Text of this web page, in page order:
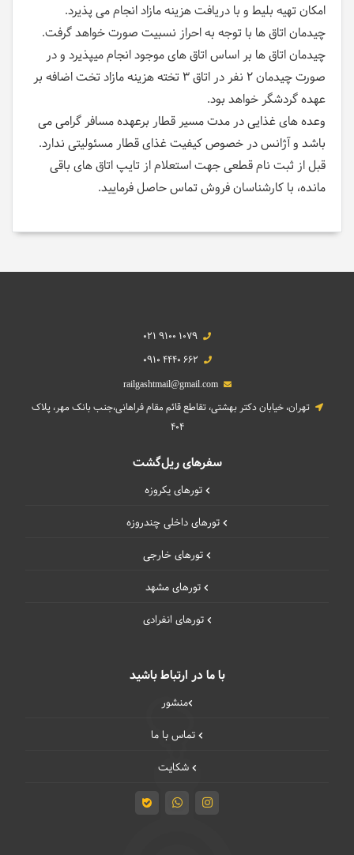
امکان تهیه بلیط و با دریافت هزینه مازاد انجام می پذیرد.
چیدمان اتاق ها با توجه به احراز نسبیت صورت خواهد گرفت.
چیدمان اتاق ها بر اساس اتاق های موجود انجام میپذیرد و در
صورت چیدمان 2 نفر در اتاق 3 تخته هزینه مازاد تخت اضافه بر
عهده گردشگر خواهد بود.
وعده های غذایی در مدت مسیر قطار برعهده مسافر گرامی می
باشد و آژانس در خصوص کیفیت غذای قطار مسئولیتی ندارد.
قبل از ثبت نام قطعی جهت استعلام از تایپ اتاق های باقی
مانده، با کارشناسان فروش تماس حاصل فرمایید.
021 9100 1079
0910 4440 662
railgashtmail@gmail.com
تهران، خیابان دکتر بهشتی، تقاطع قائم مقام فراهانی،جنب بانک مهر، پلاک
404
سفرهای ریل‌گشت
تورهای یکروزه
تورهای داخلی چند‌روزه
تورهای خارجی
تورهای مشهد
تورهای انفرادی
با ما در ارتباط باشید
منشور
تماس با ما
شکایت